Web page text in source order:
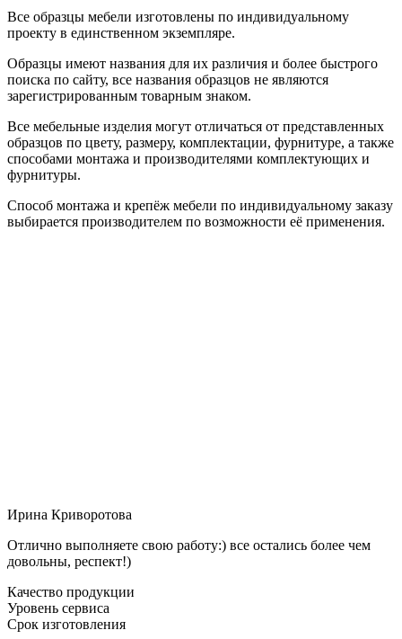
Все образцы мебели изготовлены по индивидуальному
проекту в единственном экземпляре.
Образцы имеют названия для их различия и более быстрого
поиска по сайту, все названия образцов не являются
зарегистрированным товарным знаком.
Все мебельные изделия могут отличаться от представленных
образцов по цвету, размеру, комплектации, фурнитуре, а также
способами монтажа и производителями комплектующих и
фурнитуры.
Способ монтажа и крепёж мебели по индивидуальному заказу
выбирается производителем по возможности её применения.
Ирина Криворотова
Отлично выполняете свою работу:) все остались более чем
довольны, респект!)
Качество продукции
Уровень сервиса
Срок изготовления